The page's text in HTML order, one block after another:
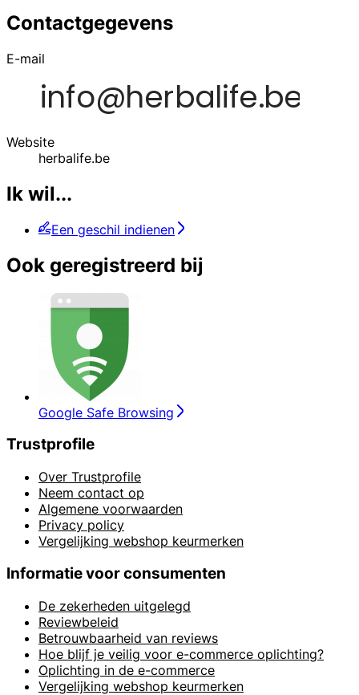
Contactgegevens
E-mail
Website
herbalife.be
Ik wil...
Een geschil indienen
Ook geregistreerd bij
Google Safe Browsing
Trustprofile
Over Trustprofile
Neem contact op
Algemene voorwaarden
Privacy policy
Vergelijking webshop keurmerken
Informatie voor consumenten
De zekerheden uitgelegd
Reviewbeleid
Betrouwbaarheid van reviews
Hoe blijf je veilig voor e-commerce oplichting?
Oplichting in de e-commerce
Vergelijking webshop keurmerken